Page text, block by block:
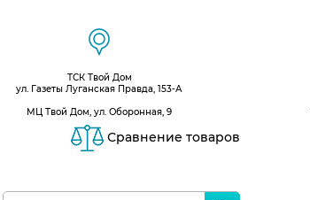
ТСК Твой Дом
ул. Газеты Луганская Правда, 153-А
МЦ Твой Дом, ул. Оборонная, 9
Сравнение товаров